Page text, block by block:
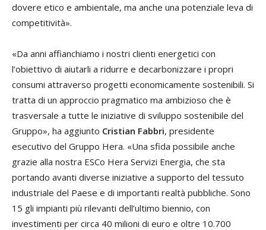
dovere etico e ambientale, ma anche una potenziale leva di
competitività».
«Da anni affianchiamo i nostri clienti energetici con
l’obiettivo di aiutarli a ridurre e decarbonizzare i propri
consumi attraverso progetti economicamente sostenibili. Si
tratta di un approccio pragmatico ma ambizioso che è
trasversale a tutte le iniziative di sviluppo sostenibile del
Gruppo», ha aggiunto Cristian Fabbri, presidente
esecutivo del Gruppo Hera. «Una sfida possibile anche
grazie alla nostra ESCo Hera Servizi Energia, che sta
portando avanti diverse iniziative a supporto del tessuto
industriale del Paese e di importanti realtà pubbliche. Sono
15 gli impianti più rilevanti dell’ultimo biennio, con
investimenti per circa 40 milioni di euro e oltre 10.700